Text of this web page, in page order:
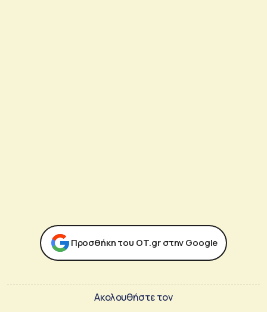
Προσθήκη του ΟΤ.gr στην Google
Ακολουθήστε τον